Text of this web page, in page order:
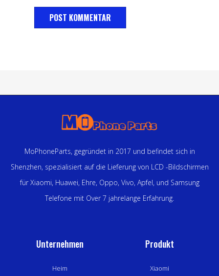
MoPhoneParts, gegründet in 2017 und befindet sich in
Shenzhen, spezialisiert auf die Lieferung von LCD -Bildschirmen
für Xiaomi, Huawei, Ehre, Oppo, Vivo, Apfel, und Samsung
Telefone mit Over 7 jahrelange Erfahrung.
Unternehmen
Heim
Produkt
Xiaomi